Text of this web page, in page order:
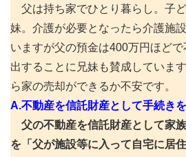
父は持ち家でひとり暮らし。子ど
妹。介護が必要となったら介護施
いますが父の預金は400万円ほど
出することに兄妹も賛成していま
ら家の売却ができるか不安です。
A.不動産を信託財産として手続きを
父の不動産を信託財産として家
を「父が施設等に入って自宅に居